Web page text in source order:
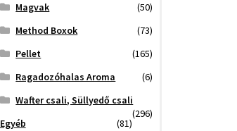
Magvak
(50)
Method Boxok
(73)
Pellet
(165)
Ragadozóhalas Aroma
(6)
Wafter csali, Süllyedő csali
(296)
Egyéb
(81)